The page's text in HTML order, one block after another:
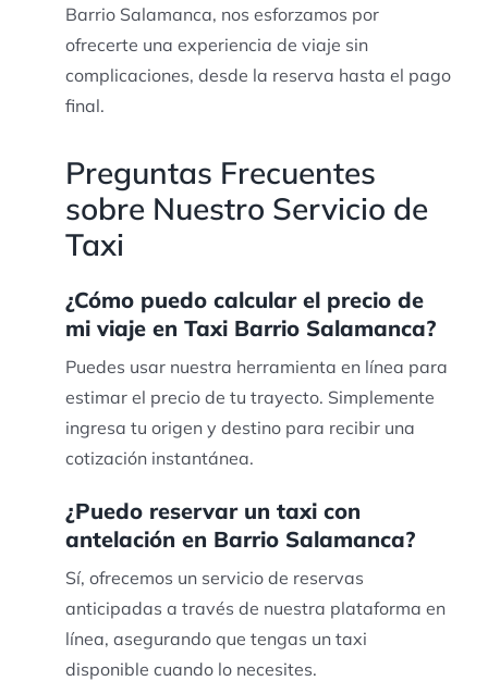
Barrio Salamanca, nos esforzamos por
ofrecerte una experiencia de viaje sin
complicaciones, desde la reserva hasta el pago
final.
Preguntas Frecuentes
sobre Nuestro Servicio de
Taxi
¿Cómo puedo calcular el precio de
mi viaje en Taxi Barrio Salamanca?
Puedes usar nuestra herramienta en línea para
estimar el precio de tu trayecto. Simplemente
ingresa tu origen y destino para recibir una
cotización instantánea.
¿Puedo reservar un taxi con
antelación en Barrio Salamanca?
Sí, ofrecemos un servicio de reservas
anticipadas a través de nuestra plataforma en
línea, asegurando que tengas un taxi
disponible cuando lo necesites.